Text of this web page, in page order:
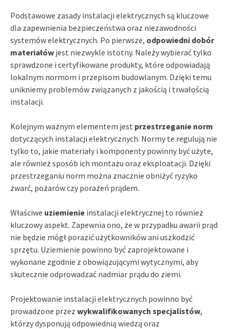
Podstawowe zasady instalacji elektrycznych są kluczowe
dla zapewnienia bezpieczeństwa oraz niezawodności
systemów elektrycznych. Po pierwsze, odpowiedni dobór
materiałów jest niezwykle istotny. Należy wybierać tylko
sprawdzone i certyfikowane produkty, które odpowiadają
lokalnym normom i przepisom budowlanym. Dzięki temu
unikniemy problemów związanych z jakością i trwałością
instalacji.
Kolejnym ważnym elementem jest przestrzeganie norm
dotyczących instalacji elektrycznych. Normy te regulują nie
tylko to, jakie materiały i komponenty powinny być użyte,
ale również sposób ich montażu oraz eksploatacji. Dzięki
przestrzeganiu norm można znacznie obniżyć ryzyko
zwarć, pożarów czy porażeń prądem.
Właściwe uziemienie instalacji elektrycznej to również
kluczowy aspekt. Zapewnia ono, że w przypadku awarii prąd
nie będzie mógł porazić użytkowników ani uszkodzić
sprzętu. Uziemienie powinno być zaprojektowane i
wykonane zgodnie z obowiązującymi wytycznymi, aby
skutecznie odprowadzać nadmiar prądu do ziemi.
Projektowanie instalacji elektrycznych powinno być
prowadzone przez wykwalifikowanych specjalistów,
którzy dysponują odpowiednią wiedzą oraz